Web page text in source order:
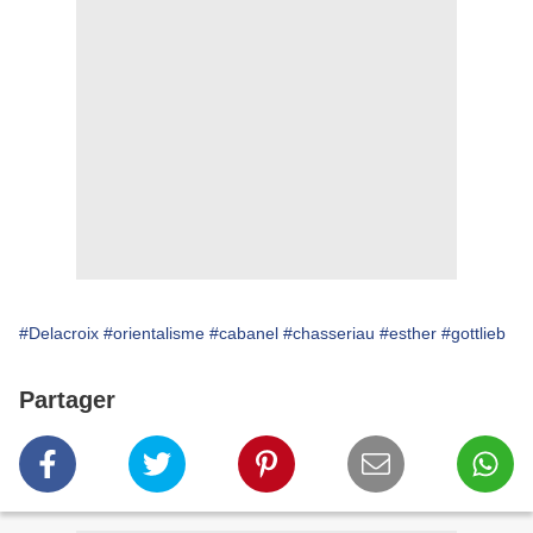
#Delacroix #orientalisme #cabanel #chasseriau #esther #gottlieb
Partager